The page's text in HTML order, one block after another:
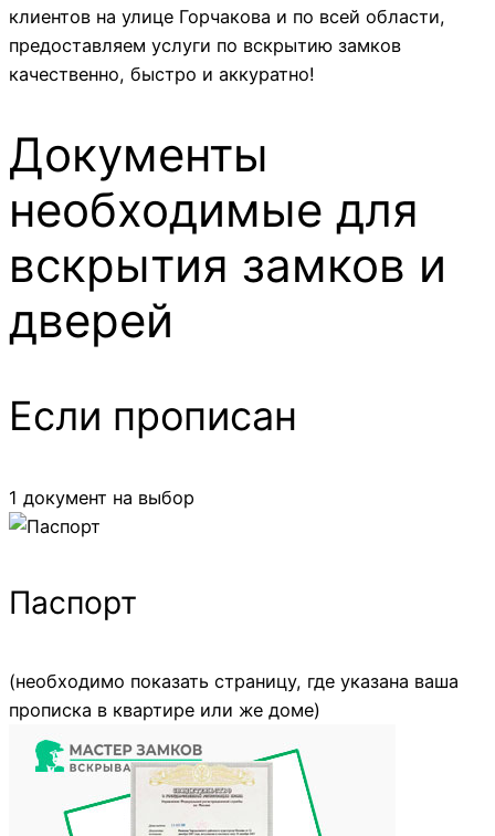
клиентов на улице Горчакова и по всей области,
предоставляем услуги по вскрытию замков
качественно, быстро и аккуратно!
Документы
необходимые для
вскрытия замков и
дверей
Если прописан
1 документ на выбор
Паспорт
(необходимо показать страницу, где указана ваша
прописка в квартире или же доме)